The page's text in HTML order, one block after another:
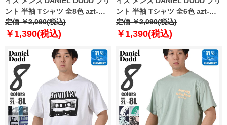
ント 半袖 Tシャツ 全8色 azt-
2402pt2
定価 ￥2,090(税込)
￥1,390(税込)
ント 半袖 Tシャツ 全6色 azt-
2402pt3
定価 ￥2,090(税込)
￥1,390(税込)